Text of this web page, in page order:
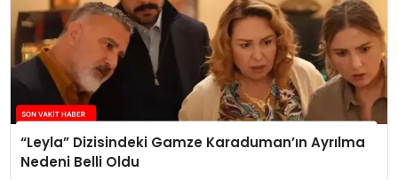
“Leyla” Dizisindeki Gamze Karaduman’ın Ayrılma
Nedeni Belli Oldu